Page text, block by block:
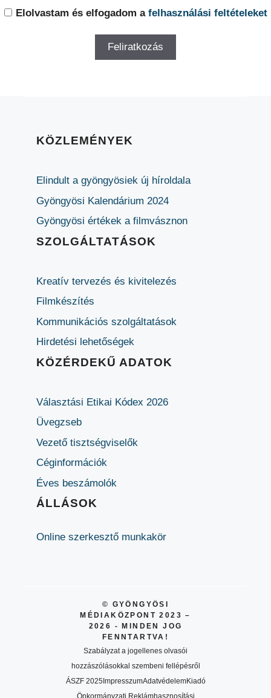
Elolvastam és elfogadom a felhasználási feltételeket
KÖZLEMÉNYEK
Elindult a gyöngyösiek új híroldala
Gyöngyösi Kalendárium 2024
Gyöngyösi értékek a filmvásznon
SZOLGÁLTATÁSOK
Kreatív tervezés és kivitelezés
Filmkészítés
Kommunikációs szolgáltatások
Hirdetési lehetőségek
KÖZÉRDEKŰ ADATOK
Választási Etikai Kódex 2026
Üvegzseb
Vezető tisztségviselők
Céginformációk
Éves beszámolók
ÁLLÁSOK
Online szerkesztő munkakör
© GYÖNGYÖSI
MÉDIAKÖZPONT 2023 –
2026 - MINDEN JOG
FENNTARTVA!
Szabályzat a jogellenes olvasói
hozzászólásokkal szembeni fellépésről
ÁSZF 2025ImpresszumAdatvédelemKiadó
Önkormányzati Reklámhasznosítási